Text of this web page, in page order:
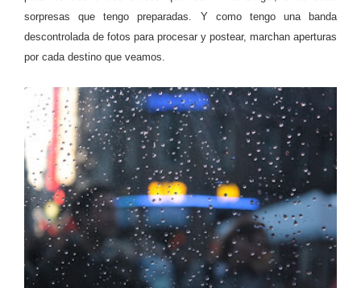
sorpresas que tengo preparadas. Y como tengo una banda
descontrolada de fotos para procesar y postear, marchan aperturas
por cada destino que veamos.